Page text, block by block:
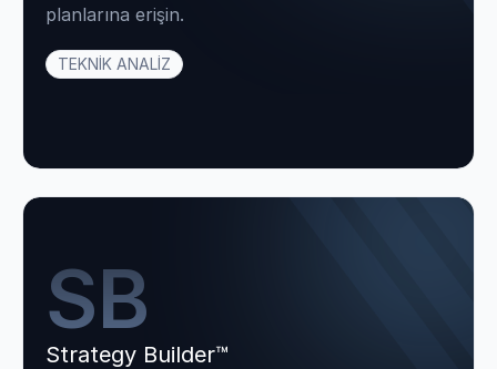
planlarına erişin.
TEKNİK ANALİZ
SB
Strategy Builder™